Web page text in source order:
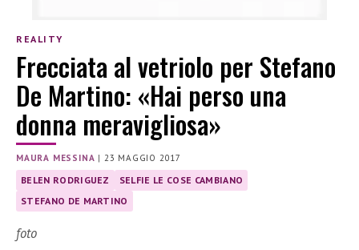
REALITY
Frecciata al vetriolo per Stefano
De Martino: «Hai perso una
donna meravigliosa»
MAURA MESSINA | 23 MAGGIO 2017
BELEN RODRIGUEZ
SELFIE LE COSE CAMBIANO
STEFANO DE MARTINO
foto